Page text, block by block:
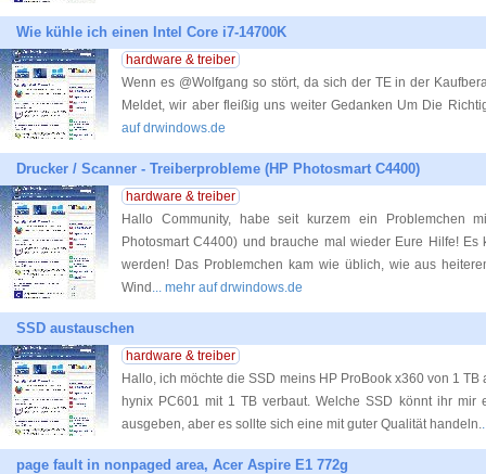
Wie kühle ich einen Intel Core i7-14700K
hardware & treiber
Wenn es @Wolfgang so stört, da sich der TE in der
Meldet, wir aber fleißig uns weiter Gedanken Um Die
auf drwindows.de
Drucker / Scanner - Treiberprobleme (HP Photosmart C4400)
hardware & treiber
Hallo Community, habe seit kurzem ein Problemchen
Photosmart C4400) und brauche mal wieder Eure Hilfe!
werden! Das Problemchen kam wie üblich, wie aus
Wind ... mehr auf drwindows.de
SSD austauschen
hardware & treiber
Hallo, ich möchte die SSD meins HP ProBook x360 von 1
hynix PC601 mit 1 TB verbaut. Welche SSD könnt ihr mir
ausgeben, aber es sollte sich eine mit guter Qualität handeln.
page fault in nonpaged area, Acer Aspire E1 772g